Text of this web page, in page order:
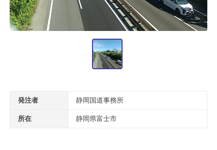
発注者 静岡国道事務所
所在 静岡県富士市